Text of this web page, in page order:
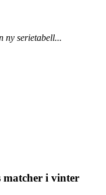
ny serietabell...
i vinter